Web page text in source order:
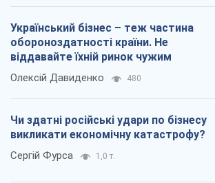
Український бізнес – теж частина
обороноздатності країни. Не
віддавайте їхній ринок чужим
Олексій Давиденко 480
Чи здатні російські удари по бізнесу
викликати економічну катастрофу?
Сергій Фурса 1,0 т.